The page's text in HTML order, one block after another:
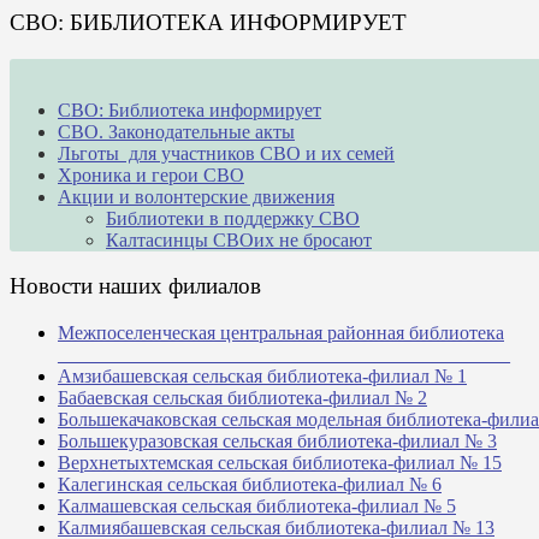
СВО: БИБЛИОТЕКА ИНФОРМИРУЕТ
СВО: Библиотека информирует
СВО. Законодательные акты
Льготы для участников СВО и их семей
Хроника и герои СВО
Акции и волонтерские движения
Библиотеки в поддержку СВО
Калтасинцы СВОих не бросают
Новости наших филиалов
Межпоселенческая центральная районная библиотека
Амзибашевская сельская библиотека-филиал № 1
Бабаевская сельская библиотека-филиал № 2
Большекачаковская сельская модельная библиотека-
Большекуразовская сельская библиотека-филиал № 3
Верхнетыхтемская сельская библиотека-филиал № 15
Калегинская сельская библиотека-филиал № 6
Калмашевская сельская библиотека-филиал № 5
Калмиябашевская сельская библиотека-филиал № 13